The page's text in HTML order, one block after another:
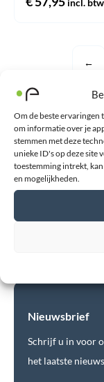
Om de beste ervaringen
om informatie over je
stemmen met deze
unieke ID's op deze site
toestemming intrekt,
en mogelijkheden.
incl. btw
←
Reh4Mat
Reh4Mat is een
producten en
beheer in Polen
Nieuwsbrief
Schrijf u in voor
het laatste